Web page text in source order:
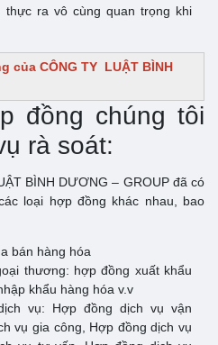
thực ra vô cùng quan trọng khi
của CÔNG TY LUẬT BÌNH
đồng chúng tôi
rà soát:
BÌNH DƯƠNG – GROUP đã có
loại hợp đồng khác nhau, bao
bán hàng hóa
thương: hợp đồng xuất khẩu
khẩu hàng hóa v.v
vụ: Hợp đồng dịch vụ vận
vụ gia công, Hợp đồng dịch vụ